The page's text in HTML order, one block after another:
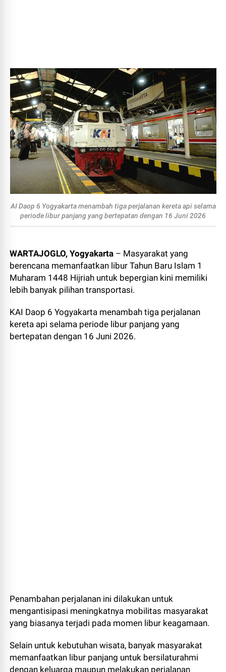
AI Daop 6 Yogyakarta menambah tiga perjalanan kereta api selama
periode libur panjang yang bertepatan dengan 16 Juni 2026
WARTAJOGLO, Yogyakarta – Masyarakat yang
berencana memanfaatkan libur Tahun Baru Islam 1
Muharam 1448 Hijriah untuk bepergian kini memiliki
lebih banyak pilihan transportasi.
KAI Daop 6 Yogyakarta menambah tiga perjalanan
kereta api selama periode libur panjang yang
bertepatan dengan 16 Juni 2026.
Penambahan perjalanan ini dilakukan untuk
mengantisipasi meningkatnya mobilitas masyarakat
yang biasanya terjadi pada momen libur keagamaan.
Selain untuk kebutuhan wisata, banyak masyarakat
memanfaatkan libur panjang untuk bersilaturahmi
dengan keluarga maupun melakukan perjalanan